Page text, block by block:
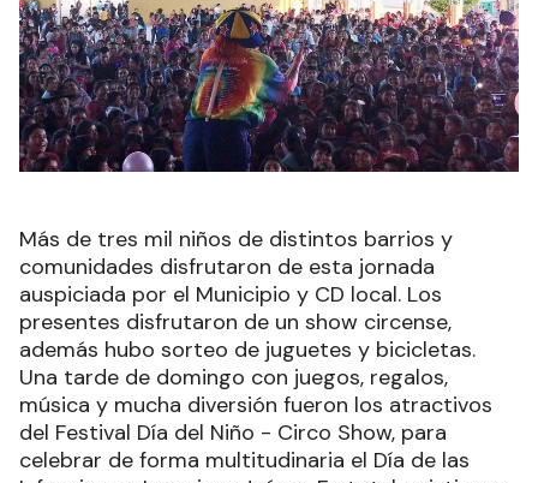
Más de tres mil niños de distintos barrios y
comunidades disfrutaron de esta jornada
auspiciada por el Municipio y CD local. Los
presentes disfrutaron de un show circense,
además hubo sorteo de juguetes y bicicletas.
Una tarde de domingo con juegos, regalos,
música y mucha diversión fueron los atractivos
del Festival Día del Niño - Circo Show, para
celebrar de forma multitudinaria el Día de las